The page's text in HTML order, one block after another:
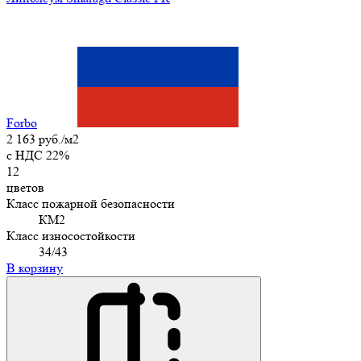
Forbo
2 163 руб./м2
c НДС 22%
12
цветов
Класс пожарной безопасности
КМ2
Класс износостойкости
34/43
В корзину